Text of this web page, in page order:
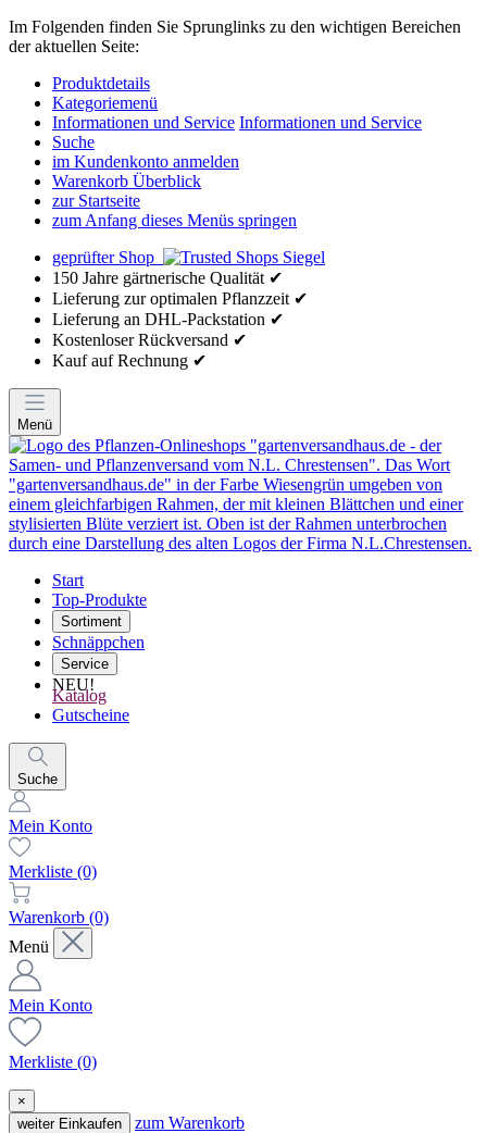
Im Folgenden finden Sie Sprunglinks zu den wichtigen Bereichen
der aktuellen Seite:
Produktdetails
Kategoriemenü
Informationen und Service Informationen und Service
Suche
im Kundenkonto anmelden
Warenkorb Überblick
zur Startseite
zum Anfang dieses Menüs springen
geprüfter Shop
150 Jahre gärtnerische Qualität ✔
Lieferung zur optimalen Pflanzzeit ✔
Lieferung an DHL-Packstation ✔
Kostenloser Rückversand ✔
Kauf auf Rechnung ✔
Menü
Start
Top-Produkte
Sortiment
Schnäppchen
Service
NEU!
Katalog
Gutscheine
Suche
Mein Konto
Merkliste (0)
Warenkorb (0)
Menü
Mein Konto
Merkliste (0)
×
weiter Einkaufen
zum Warenkorb